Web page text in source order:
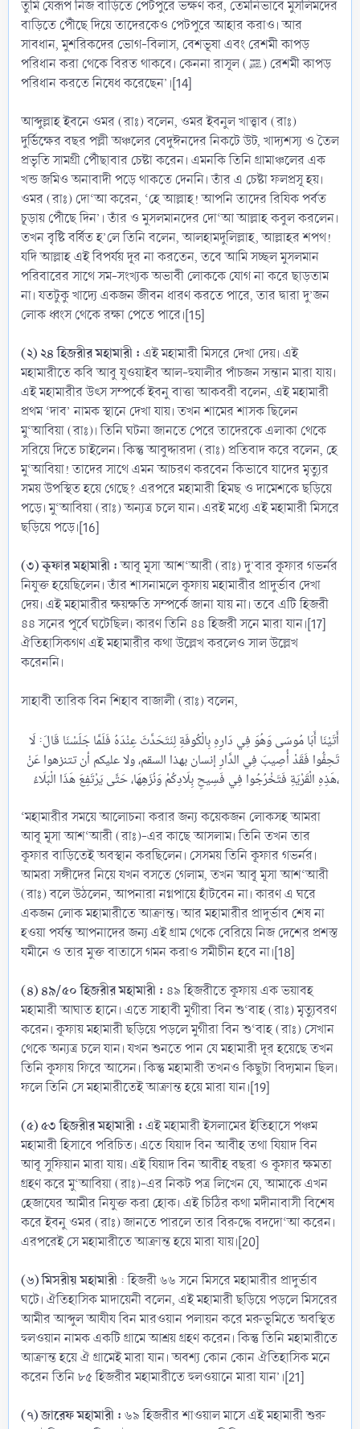
তুমি যেরূপ নিজ বাড়িতে পেটপুরে ভক্ষণ কর, তেমনিভাবে মুসলিমদের
বাড়িতে পৌঁছে দিয়ে তাদেরকেও পেটপুরে আহার করাও। আর
সাবধান, মুশরিকদের ভোগ-বিলাস, বেশভূষা এবং রেশমী কাপড়
পরিধান করা থেকে বিরত থাকবে। কেননা রাসূল (ﷺ) রেশমী কাপড়
পরিধান করতে নিষেধ করেছেন’।[14]
আব্দুল্লাহ ইবনে ওমর (রাঃ) বলেন, ওমর ইবনুল খাত্ত্বাব (রাঃ)
দুর্ভিক্ষের বছর পল্লী অঞ্চলের বেদুঈনদের নিকটে উট, খাদ্যশস্য ও তৈল
প্রভৃতি সামগ্রী পৌঁছাবার চেষ্টা করেন। এমনকি তিনি গ্রামাঞ্চলের এক
খন্ড জমিও অনাবাদী পড়ে থাকতে দেননি। তাঁর এ চেষ্টা ফলপ্রসূ হয়।
ওমর (রাঃ) দো‘আ করেন, ‘হে আল্লাহ! আপনি তাদের রিযিক পর্বত
চূড়ায় পৌঁছে দিন’। তাঁর ও মুসলমানদের দো‘আ আল্লাহ কবুল করলেন।
তখন বৃষ্টি বর্ষিত হ’লে তিনি বলেন, আলহামদুলিল্লাহ, আল্লাহর শপথ!
যদি আল্লাহ এই বিপর্যয় দূর না করতেন, তবে আমি সচ্ছল মুসলমান
পরিবারের সাথে সম-সংখ্যক অভাবী লোককে যোগ না করে ছাড়তাম
না। যতটুকু খাদ্যে একজন জীবন ধারণ করতে পারে, তার দ্বারা দু’জন
লোক ধ্বংস থেকে রক্ষা পেতে পারে।[15]
(২) ২৪ হিজরীর মহামারী : এই মহামারী মিসরে দেখা দেয়। এই
মহামারীতে কবি আবু যুওয়াইব আল-হুযালীর পাঁচজন সন্তান মারা যায়।
এই মহামারীর উৎস সম্পর্কে ইবনু বাত্তা আকবরী বলেন, এই মহামারী
প্রথম ‘দাব’ নামক স্থানে দেখা যায়। তখন শামের শাসক ছিলেন
মু‘আবিয়া (রাঃ)। তিনি ঘটনা জানতে পেরে তাদেরকে এলাকা থেকে
সরিয়ে দিতে চাইলেন। কিন্তু আবুদ্দারদা (রাঃ) প্রতিবাদ করে বলেন, হে
মু‘আবিয়া! তাদের সাথে এমন আচরণ করবেন কিভাবে যাদের মৃত্যুর
সময় উপস্থিত হয়ে গেছে? এরপরে মহামারী হিমছ ও দামেশকে ছড়িয়ে
পড়ে। মু‘আবিয়া (রাঃ) অন্যত্র চলে যান। এরই মধ্যে এই মহামারী মিসরে
ছড়িয়ে পড়ে।[16]
(৩) কূফার মহামারী :আবূ মূসা আশ‘আরী (রাঃ) দু’বার কূফার গভর্নর
নিযুক্ত হয়েছিলেন। তাঁর শাসনামলে কূফায় মহামারীর প্রাদুর্ভাব দেখা
দেয়। এই মহামারীর ক্ষয়ক্ষতি সম্পর্কে জানা যায় না। তবে এটি হিজরী
৪৪ সনের পূর্বে ঘটেছিল। কারণ তিনি ৪৪ হিজরী সনে মারা যান।[17]
ঐতিহাসিকগণ এই মহামারীর কথা উল্লেখ করলেও সাল উল্লেখ
করেননি।
সাহাবী তারিক বিন শিহাব বাজালী (রাঃ) বলেন,
أَتَيْنَا أَبَا مُوسَى وَهُوَ فِي دَارِهِ بِالْكُوفَةِ لِنَتَحَدَّثَ عِنْدَهُ فَلَمَّا جَلَسْنَا قَالَ: لَا
تَحِفُّوا فَقَدْ أُصِيبَ فِي الدَّارِ إنسان بهذا السقم، ولا عليكم أن تتنزهوا عَنْ
هَذِهِ الْقَرْيَةِ فَتَخْرُجُوا فِي فَسِيحِ بِلَادِكُمْ وَنُزَهِهَا، حَتَّى يَرْتَفِعَ هَذَا الْبَلَاءُ،​
‘মহামারীর সময়ে আলোচনা করার জন্য কয়েকজন লোকসহ আমরা
আবূ মূসা আশ‘আরী (রাঃ)-এর কাছে আসলাম। তিনি তখন তার
কূফার বাড়িতেই অবস্থান করছিলেন। সেসময় তিনি কূফার গভর্নর।
আমরা সঙ্গীদের নিয়ে যখন বসতে গেলাম, তখন আবূ মূসা আশ‘আরী
(রাঃ) বলে উঠলেন, আপনারা নগ্নপায়ে হাঁটবেন না। কারণ এ ঘরে
একজন লোক মহামারীতে আক্রান্ত। আর মহামারীর প্রাদুর্ভাব শেষ না
হওয়া পর্যন্ত আপনাদের জন্য এই গ্রাম থেকে বেরিয়ে নিজ দেশের প্রশস্ত
যমীনে ও তার মুক্ত বাতাসে গমন করাও সমীচীন হবে না।[18]
(৪) ৪৯/৫০ হিজরীর মহামারী : ৪৯ হিজরীতে কূফায় এক ভয়াবহ
মহামারী আঘাত হানে। এতে সাহাবী মুগীরা বিন শু‘বাহ (রাঃ) মৃত্যুবরণ
করেন। কূফায় মহামারী ছড়িয়ে পড়লে মুগীরা বিন শু‘বাহ (রাঃ) সেখান
থেকে অন্যত্র চলে যান। যখন শুনতে পান যে মহামারী দূর হয়েছে তখন
তিনি কূফায় ফিরে আসেন। কিন্তু মহামারী তখনও কিছুটা বিদ্যমান ছিল।
ফলে তিনি সে মহামারীতেই আক্রান্ত হয়ে মারা যান।[19]
(৫) ৫৩ হিজরীর মহামারী : এই মহামারী ইসলামের ইতিহাসে পঞ্চম
মহামারী হিসাবে পরিচিত। এতে যিয়াদ বিন আবীহ তথা যিয়াদ বিন
আবূ সুফিয়ান মারা যায়। এই যিয়াদ বিন আবীহ বছরা ও কূফার ক্ষমতা
গ্রহণ করে মু‘আবিয়া (রাঃ)-এর নিকট পত্র লিখেন যে, আমাকে এখন
হেজাযের আমীর নিযুক্ত করা হোক। এই চিঠির কথা মদীনাবাসী বিশেষ
করে ইবনু ওমর (রাঃ) জানতে পারলে তার বিরুদ্ধে বদদো‘আ করেন।
এরপরেই সে মহামারীতে আক্রান্ত হয়ে মারা যায়।[20]
(৬) মিসরীয় মহামারী : হিজরী ৬৬ সনে মিসরে মহামারীর প্রাদুর্ভাব
ঘটে। ঐতিহাসিক মাদায়েনী বলেন, এই মহামারী ছড়িয়ে পড়লে মিসরের
আমীর আব্দুল আযীয বিন মারওয়ান পলায়ন করে মরুভূমিতে অবস্থিত
হুলওয়ান নামক একটি গ্রামে আশ্রয় গ্রহণ করেন। কিন্তু তিনি মহামারীতে
আক্রান্ত হয়ে ঐ গ্রামেই মারা যান। অবশ্য কোন কোন ঐতিহাসিক মনে
করেন তিনি ৮৫ হিজরীর মহামারীতে হুলওয়ানে মারা যান’।[21]
(৭) জারেফ মহামারী : ৬৯ হিজরীর শাওয়াল মাসে এই মহামারী শুরু